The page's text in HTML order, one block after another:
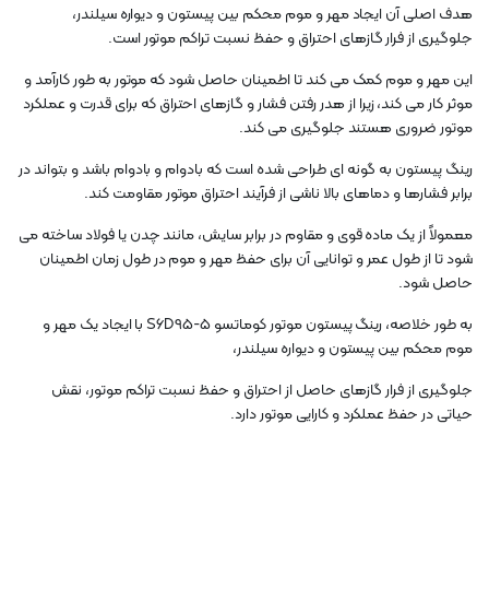
هدف اصلی آن ایجاد مهر و موم محکم بین پیستون و دیواره سیلندر،
جلوگیری از فرار گازهای احتراق و حفظ نسبت تراکم موتور است.
این مهر و موم کمک می کند تا اطمینان حاصل شود که موتور به طور کارآمد و
موثر کار می کند، زیرا از هدر رفتن فشار و گازهای احتراق که برای قدرت و عملکرد
موتور ضروری هستند جلوگیری می کند.
رینگ پیستون به گونه ای طراحی شده است که بادوام و بادوام باشد و بتواند در
برابر فشارها و دماهای بالا ناشی از فرآیند احتراق موتور مقاومت کند.
معمولاً از یک ماده قوی و مقاوم در برابر سایش، مانند چدن یا فولاد ساخته می
شود تا از طول عمر و توانایی آن برای حفظ مهر و موم در طول زمان اطمینان
حاصل شود.
به طور خلاصه، رینگ پیستون موتور کوماتسو S6D95-5 با ایجاد یک مهر و
موم محکم بین پیستون و دیواره سیلندر،
جلوگیری از فرار گازهای حاصل از احتراق و حفظ نسبت تراکم موتور، نقش
حیاتی در حفظ عملکرد و کارایی موتور دارد.